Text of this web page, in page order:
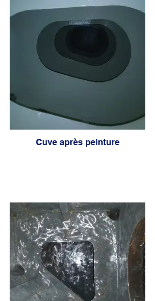
Cuve après peinture